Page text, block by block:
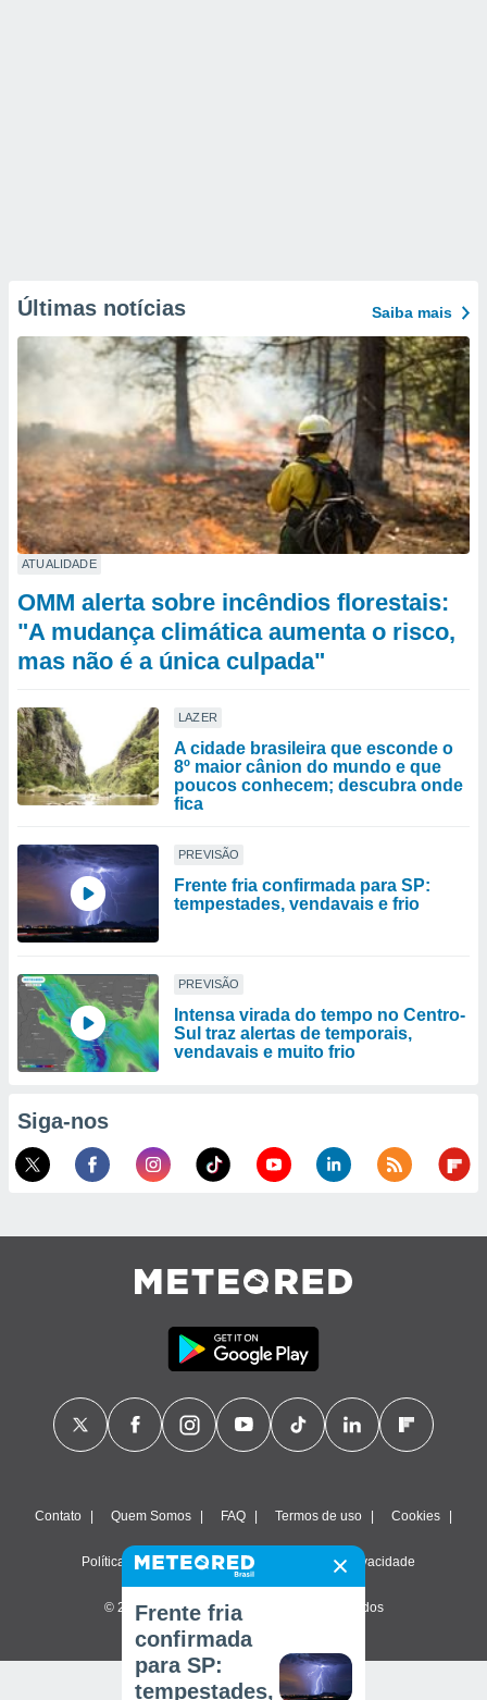
Últimas notícias Saiba mais
ATUALIDADE
OMM alerta sobre incêndios florestais:
"A mudança climática aumenta o risco,
mas não é a única culpada"
LAZER
A cidade brasileira que esconde o
8º maior cânion do mundo e que
poucos conhecem; descubra onde
fica
PREVISÃO
Frente fria confirmada para SP:
tempestades, vendavais e frio
PREVISÃO
Intensa virada do tempo no Centro-
Sul traz alertas de temporais,
vendavais e muito frio
Siga-nos
Contato Quem Somos FAQ Termos de uso Cookies
Política de privacidade Configurações de privacidade
© 2026 Meteored. Todos os direitos reservados
Frente fria
confirmada
para SP:
tempestades,